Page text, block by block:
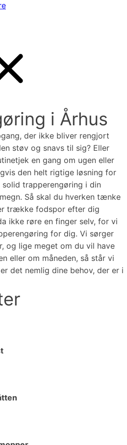
i Århus
der ikke bliver rengjort
støv og snavs til sig? Eller
en gang om ugen eller
den helt rigtige løsning for
trapperengøring i din
Så skal du hverken tænke
trække fodspor efter dig
ikke røre en finger selv, for vi
for dig. Vi sørger
og lige meget om du vil have
eller om måneden, så står vi
det nemlig dine behov, der er i